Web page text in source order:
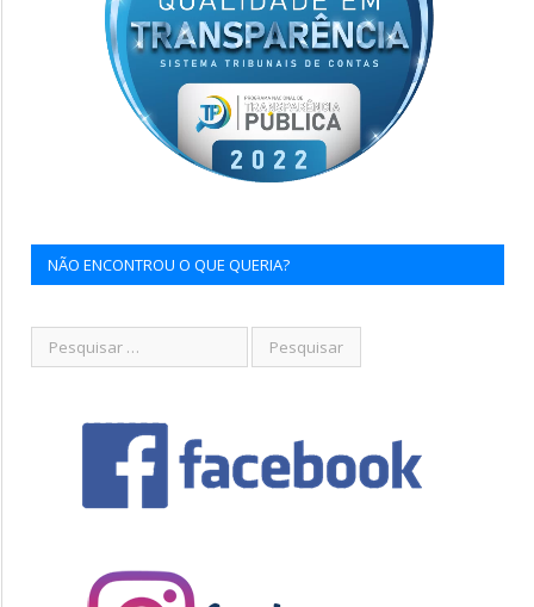
NÃO ENCONTROU O QUE QUERIA?